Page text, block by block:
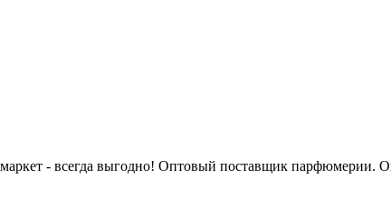
- всегда выгодно! Оптовый поставщик парфюмерии.